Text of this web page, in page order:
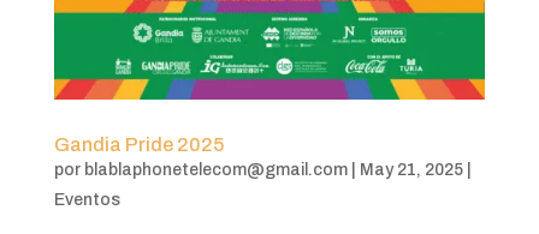
Gandia Pride 2025
por blablaphonetelecom@gmail.com| May 21, 2025|
Eventos